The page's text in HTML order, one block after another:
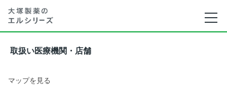
取扱い医療機関・店舗
マップを見る